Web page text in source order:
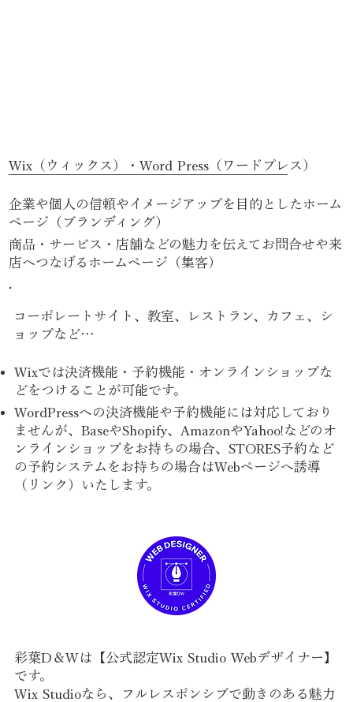
Wix（ウィックス）・Word Press（ワードプレス）
企業や個人の信頼やイメージアップを目的としたホーム
ページ（ブランディング）
商品・サービス・店舗などの魅力を伝えてお問合せや来
店へつなげるホームページ（集客）
コーポレートサイト、教室、レストラン、カフェ、シ
ョップなど…
Wixでは決済機能・予約機能・オンラインショップな
どをつけることが可能です。
WordPressへの決済機能や予約機能には対応しており
ませんが、BaseやShopify、AmazonやYahoo!などのオ
ンラインショップをお持ちの場合、STORES予約など
の予約システムをお持ちの場合はWebページへ誘導
（リンク）いたします。
彩葉D＆Wは【公式認定Wix Studio Webデザイナー】
です。
Wix Studioなら、フルレスポンシブで動きのある魅力